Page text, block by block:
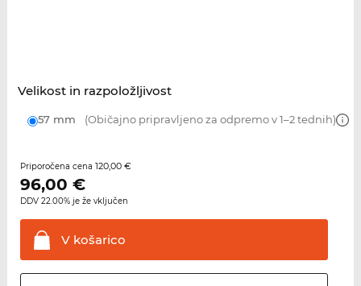
Velikost in razpoložljivost
57 mm (Običajno pripravljeno za odpremo v 1–2 tednih)
Priporočena cena 120,00 €
96,00 €
DDV 22.00% je že vključen
Vkošarico